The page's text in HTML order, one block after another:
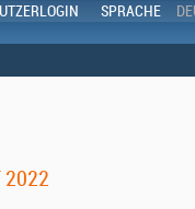
SPRACHE
2022